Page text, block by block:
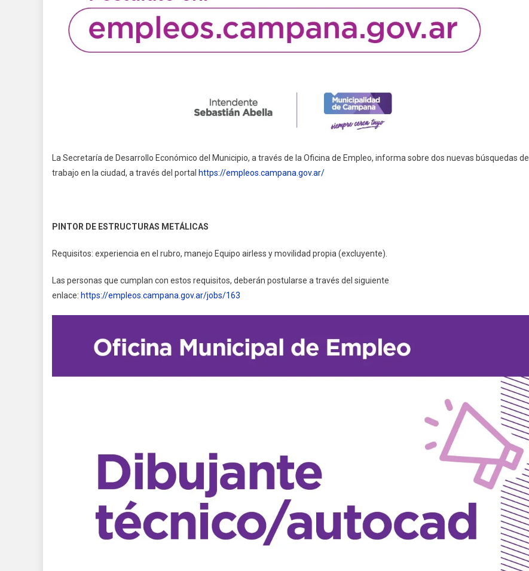
La Secretaría de Desarrollo Económico del Municipio, a través de la Oficina de Empleo, informa sobre dos nuevas búsquedas de
trabajo en la ciudad, a través del portal https://empleos.campana.gov.ar/
PINTOR DE ESTRUCTURAS METÁLICAS
Requisitos: experiencia en el rubro, manejo Equipo airless y movilidad propia (excluyente).
Las personas que cumplan con estos requisitos, deberán postularse a través del siguiente
enlace: https://empleos.campana.gov.ar/jobs/163